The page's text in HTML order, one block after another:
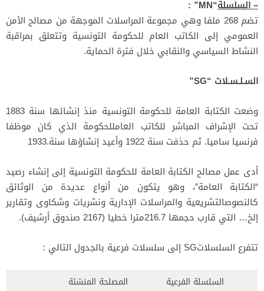
–السلسلة“MN” :
تضم 268 ملفا وهي مجموعة المراسلات الموجهة من مصالح الأمن
العمومي إلى الكاتب العام للحكومة التونسية وتتعلق بمراقبة
النشاط السياسي والنقابي خلال فترة الحماية.
السـلـسـلات “SG”
وضعت الكتابة العامة للحكومة التونسية منذ إنشائها سنة 1883
تحت الإشراف المباشر للكاتب العامللحكومة الذي كان موظفا
فرنسيا ساميا. ثم حذفت سنة 1922 وأعيد إنشاؤها سنة.1933
أدى عمل مصالح الكتابة العامة للحكومة التونسية إلى إنشاء رصيد
“الكتابة العامة”، وهو يتكون من أنواع عديدة من الوثائق
كالنصوصالتشريعية والمراسلات الإدارية ونشريات وشكاوى وتقارير
إلخ… التي قارب حجمها 216.7مترا خطيا (2167 صندوق أرشيف).
تتفرع السلسلاتSG إلى سلسلات فرعية بالجدول التالي :
السلسلة الفرعية المصلحة المنشئة